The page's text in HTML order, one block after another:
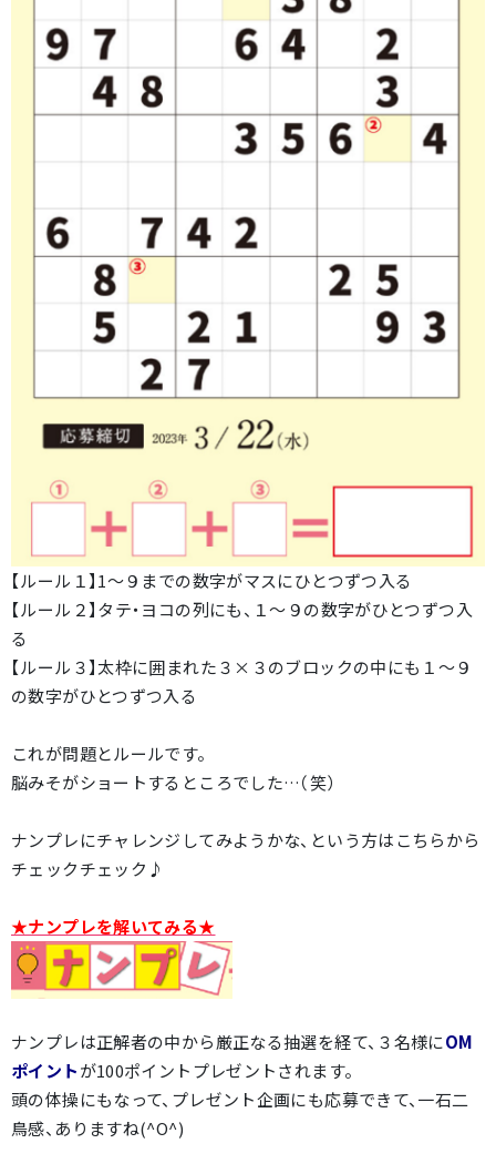
【ルール１】1～９までの数字がマスにひとつずつ入る
【ルール２】タテ・ヨコの列にも、１～９の数字がひとつずつ入
る
【ルール３】太枠に囲まれた３×３のブロックの中にも１～９
の数字がひとつずつ入る
これが問題とルールです。
脳みそがショートするところでした…（笑）
ナンプレにチャレンジしてみようかな、という方はこちらから
チェックチェック♪
★ナンプレを解いてみる★
ナンプレは正解者の中から厳正なる抽選を経て、３名様にOM
ポイントが100ポイントプレゼントされます。
頭の体操にもなって、プレゼント企画にも応募できて、一石二
鳥感、ありますね(^O^)